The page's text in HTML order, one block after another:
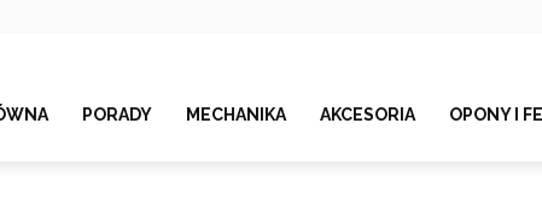
PORADY MECHANIKA AKCESORIA OPONY I